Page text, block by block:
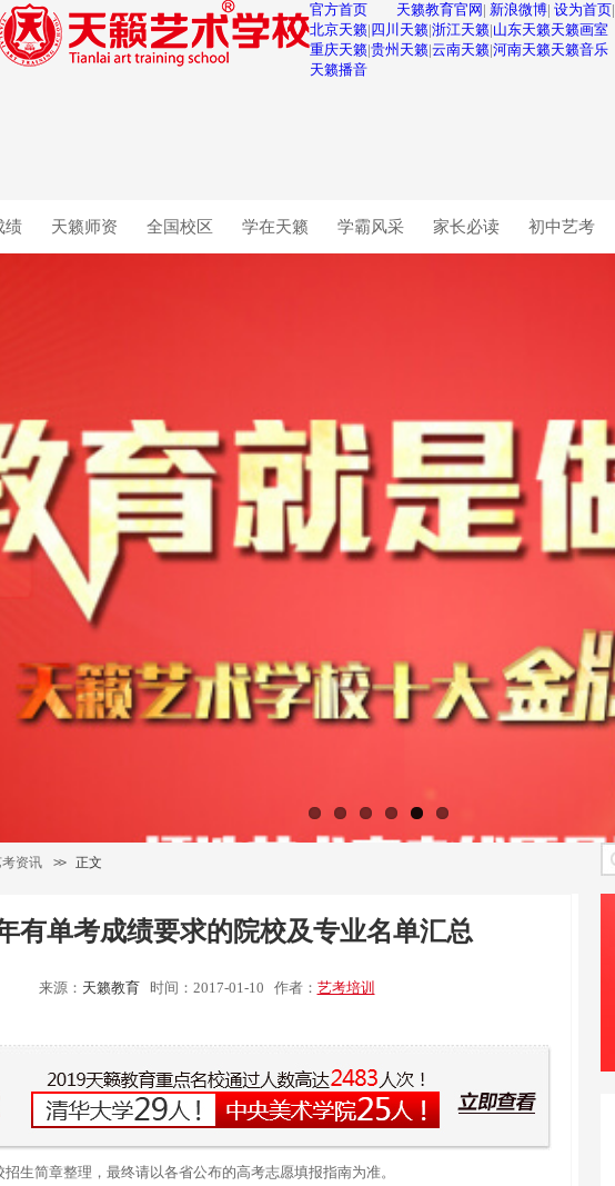
天籁教育官网 | 新浪微博| 设为首页|
北京天籁|四川天籁|浙江天籁|山东天籁
重庆天籁|贵州天籁|云南天籁|河南天籁
官方首页
天籁画室
天籁音乐
天籁播音
绩 天籁师资 全国校区 学在天籁 学霸风采 家长必读 初中艺考
资讯 >> 正文
有单考成绩要求的院校及专业名单汇总
来源： 天籁教育 时间：2017-01-10 作者： 艺考培训
生简章整理，最终请以各省公布的高考志愿填报指南为准。